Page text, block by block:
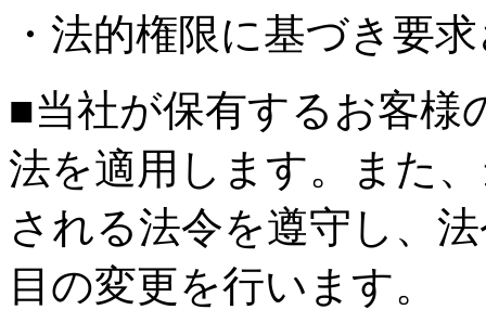
・法的権限に基づき要
■当社が保有するお客様
法を適用します。また
される法令を遵守し、
目の変更を行います。